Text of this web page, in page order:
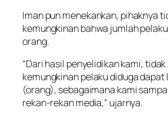
Iman pun menekankan, pihaknya
kemungkinan bahwa jumlah
orang.
“Dari hasil penyelidikan kami,
kemungkinan pelaku diduga
(orang), sebagaimana kami
rekan-rekan media,” ujarnya.